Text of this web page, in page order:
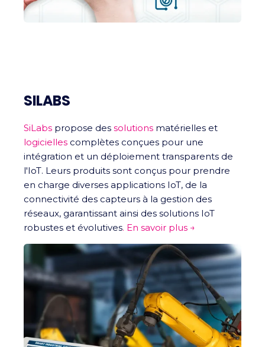
SILABS
SiLabs propose des solutions matérielles et
logicielles complètes conçues pour une
intégration et un déploiement transparents de
l'IoT. Leurs produits sont conçus pour prendre
en charge diverses applications IoT, de la
connectivité des capteurs à la gestion des
réseaux, garantissant ainsi des solutions IoT
robustes et évolutives. En savoir plus →